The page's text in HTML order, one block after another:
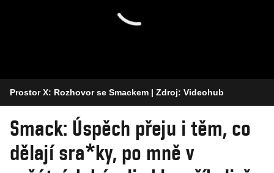
Prostor X: Rozhovor se Smackem | Zdroj: Videohub
Smack: Úspěch přeju i těm, co
dělají sra*ky, po mně v